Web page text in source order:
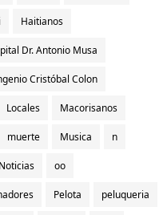
Haitianos
Dr. Antonio Musa
Cristóbal Colon
Locales Macorisanos
muerte Musica n
Noticias oo
Pelota peluqueria